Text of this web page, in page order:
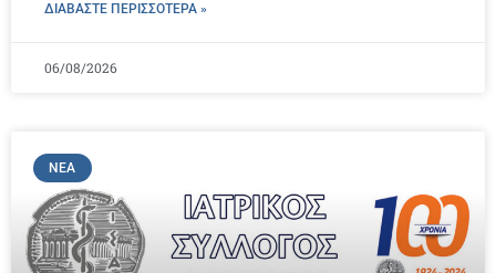
ΔΙΑΒΑΣΤΕ ΠΕΡΙΣΣΌΤΕΡΑ »
06/08/2026
ΝΈΑ